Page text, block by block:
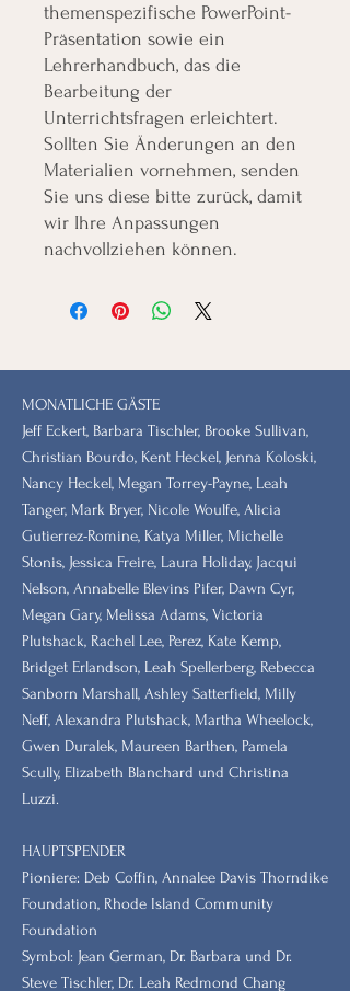
themenspezifische PowerPoint-
Präsentation sowie ein
Lehrerhandbuch, das die
Bearbeitung der
Unterrichtsfragen erleichtert.
Sollten Sie Änderungen an den
Materialien vornehmen, senden
Sie uns diese bitte zurück, damit
wir Ihre Anpassungen
nachvollziehen können.
MONATLICHE GÄSTE
Jeff Eckert, Barbara Tischler, Brooke Sullivan,
Christian Bourdo, Kent Heckel, Jenna Koloski,
Nancy Heckel, Megan Torrey-Payne, Leah
Tanger, Mark Bryer, Nicole Woulfe, Alicia
Gutierrez-Romine, Katya Miller, Michelle
Stonis, Jessica Freire, Laura Holiday, Jacqui
Nelson, Annabelle Blevins Pifer, Dawn Cyr,
Megan Gary, Melissa Adams, Victoria
Plutshack, Rachel Lee, Perez, Kate Kemp,
Bridget Erlandson, Leah Spellerberg, Rebecca
Sanborn Marshall, Ashley Satterfield, Milly
Neff, Alexandra Plutshack, Martha Wheelock,
Gwen Duralek, Maureen Barthen, Pamela
Scully, Elizabeth Blanchard und Christina
Luzzi.
HAUPTSPENDER
Pioniere: Deb Coffin, Annalee Davis Thorndike
Foundation, Rhode Island Community
Foundation
Symbol: Jean German, Dr. Barbara und Dr.
Steve Tischler, Dr. Leah Redmond Chang